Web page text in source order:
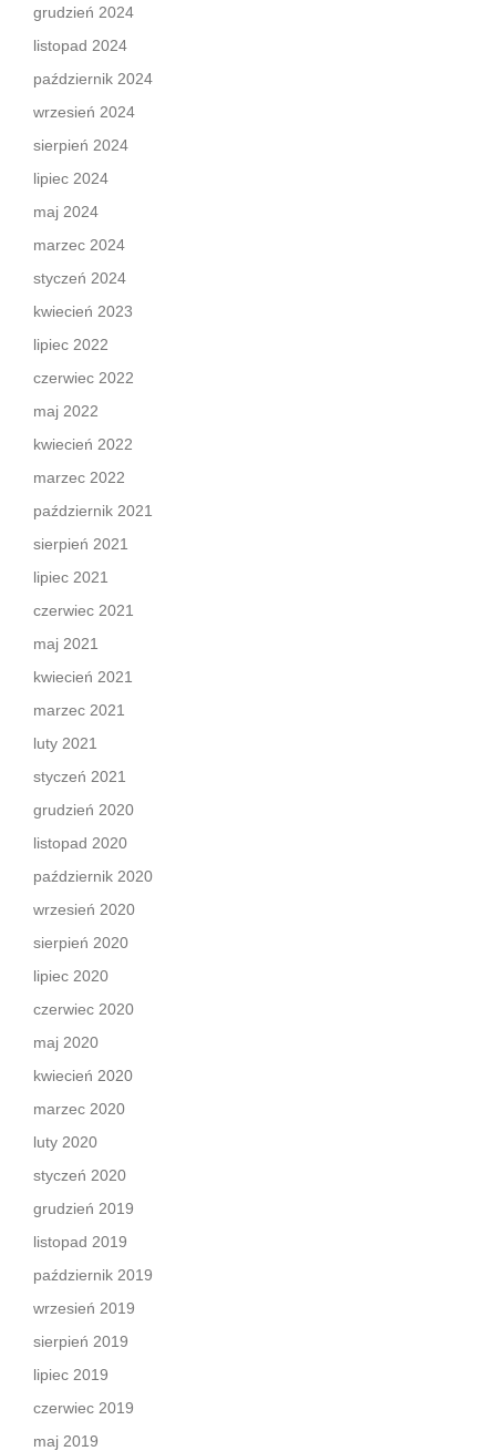
grudzień 2024
listopad 2024
październik 2024
wrzesień 2024
sierpień 2024
lipiec 2024
maj 2024
marzec 2024
styczeń 2024
kwiecień 2023
lipiec 2022
czerwiec 2022
maj 2022
kwiecień 2022
marzec 2022
październik 2021
sierpień 2021
lipiec 2021
czerwiec 2021
maj 2021
kwiecień 2021
marzec 2021
luty 2021
styczeń 2021
grudzień 2020
listopad 2020
październik 2020
wrzesień 2020
sierpień 2020
lipiec 2020
czerwiec 2020
maj 2020
kwiecień 2020
marzec 2020
luty 2020
styczeń 2020
grudzień 2019
listopad 2019
październik 2019
wrzesień 2019
sierpień 2019
lipiec 2019
czerwiec 2019
maj 2019